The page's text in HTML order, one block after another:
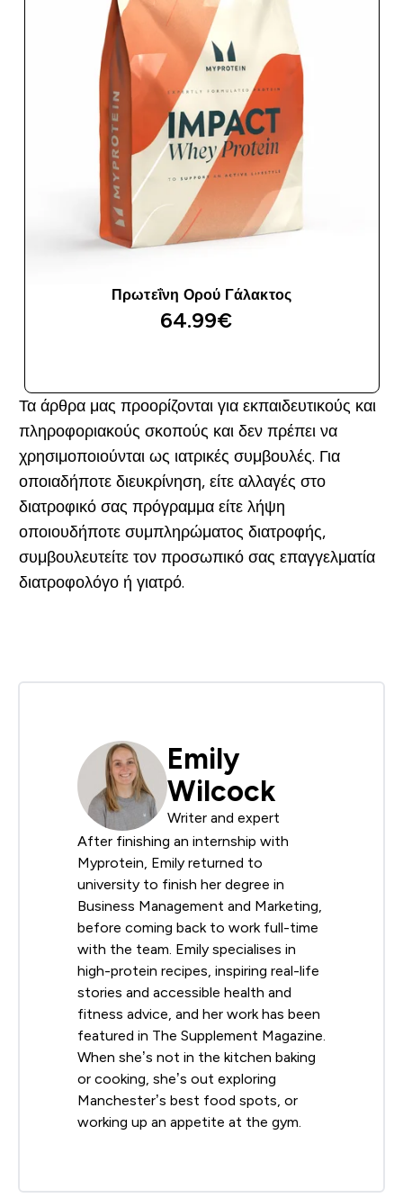
Πρωτεΐνη Ορού Γάλακτος
64.99€‎
Τα άρθρα μας προορίζονται για εκπαιδευτικούς και
πληροφοριακούς σκοπούς και δεν πρέπει να
χρησιμοποιούνται ως ιατρικές συμβουλές. Για
οποιαδήποτε διευκρίνηση, είτε αλλαγές στο
διατροφικό σας πρόγραμμα είτε λήψη
οποιουδήποτε συμπληρώματος διατροφής,
συμβουλευτείτε τον προσωπικό σας επαγγελματία
διατροφολόγο ή γιατρό.
Emily
Wilcock
Writer and expert
After finishing an internship with
Myprotein, Emily returned to
university to finish her degree in
Business Management and Marketing,
before coming back to work full-time
with the team. Emily specialises in
high-protein recipes, inspiring real-life
stories and accessible health and
fitness advice, and her work has been
featured in The Supplement Magazine.
When she’s not in the kitchen baking
or cooking, she’s out exploring
Manchester’s best food spots, or
working up an appetite at the gym.